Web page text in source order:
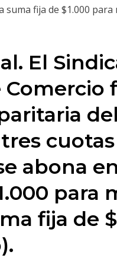
fija de $1.000 para
El
Comercio
cuotas
abona
para
fija de